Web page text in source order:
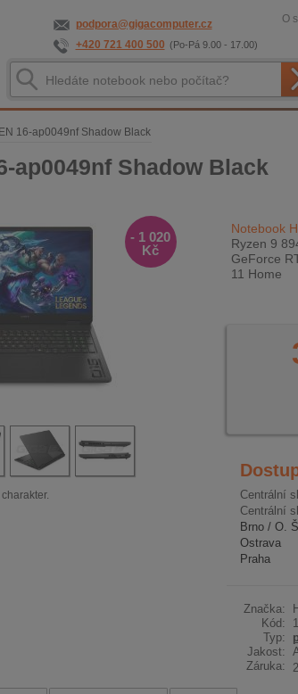
podpora@gigacomputer.cz
+420 721 400 500 (Po-Pá 9.00 - 17.00)
O
16-ap0049nf Shadow Black
ap0049nf Shadow Black
Notebook
Ryzen 9
GeForce
11 Home
Centrální
Centrální
Brno / O.
Ostrava
Praha
Značka:
Kód:
Typ:
Jakost:
Záruka:
- 1 020
Kč